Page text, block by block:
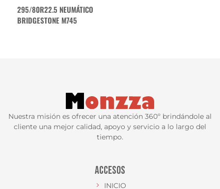
295/80R22.5 NEUMÁTICO
BRIDGESTONE M745
Nuestra misión es ofrecer una atención 360º brindándole al
cliente una mejor calidad, apoyo y servicio a lo largo del
tiempo.
ACCESOS
INICIO